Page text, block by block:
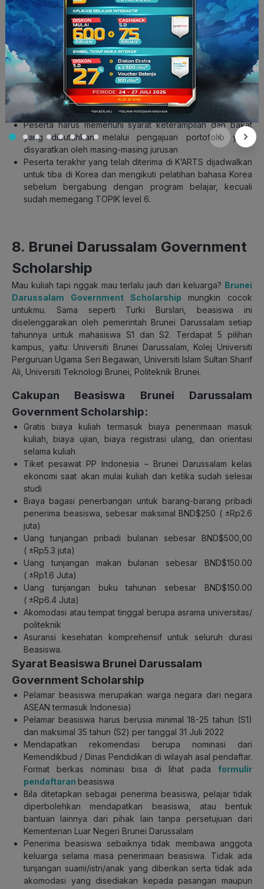
Syarat Beasiswa K-ARTS:
Warga negara yang termasuk ke dalam
low and middle
income countriesdari OECD DAC (Development Assistance
Committee).
Telah menyelesaikan pendidikan pada jenjang
SMA/Sederajat atau program sarjana sebelum masuk ke
K’ARTS
Peserta perlu memenuhi persyaratan keahlian bahasa
Korea yang sudah ditetapkan setiap departemen.
Peserta harus memenuhi syarat keterampilan dan bakat
yang dibutuhkan melalui pengajuan portofolio yang
disyaratkan oleh masing-masing jurusan
Peserta terakhir yang telah diterima di K’ARTS dijadwalkan
untuk tiba di Korea dan mengikuti pelatihan bahasa Korea
sebelum bergabung dengan program belajar, kecuali
sudah memegang TOPIK level 6.
8. Brunei Darussalam Government
Scholarship
Mau kuliah tapi nggak mau terlalu jauh dari keluarga? Brunei
Darussalam Government Scholarship mungkin cocok
untukmu. Sama seperti Turki Burslari, beasiswa ini
diselenggarakan oleh pemerintah Brunei Darussalam setiap
tahunnya untuk mahasiswa S1 dan S2. Terdapat 5 pilihan
kampus, yaitu: Universiti Brunei Darussalam, Kolej Universiti
Perguruan Ugama Seri Begawan, Universiti Islam Sultan Sharif
Ali, Universiti Teknologi Brunei, Politeknik Brunei.
Cakupan Beasiswa Brunei Darussalam
Government Scholarship:
Gratis biaya kuliah termasuk biaya penerimaan masuk
kuliah, biaya ujian, biaya registrasi ulang, dan orientasi
selama kuliah
Tiket pesawat PP Indonesia – Brunei Darussalam kelas
ekonomi saat akan mulai kuliah dan ketika sudah selesai
studi
Biaya bagasi penerbangan untuk barang-barang pribadi
penerima beasiswa, sebesar maksimal BND$250 ( ±Rp2.6
juta)
Uang tunjangan pribadi bulanan sebesar BND$500,00
( ±Rp5.3 juta)
Uang tunjangan makan bulanan sebesar BND$150.00
( ±Rp1.6 Juta)
Uang tunjangan buku tahunan sebesar BND$150.00
( ±Rp6.4 Juta)
Akomodasi atau tempat tinggal berupa asrama universitas/
politeknik
Asuransi kesehatan komprehensif untuk seluruh durasi
Beasiswa.
Syarat Beasiswa Brunei Darussalam
Government Scholarship
Pelamar beasiswa merupakan warga negara dari negara
ASEAN termasuk Indonesia)
Pelamar beasiswa harus berusia minimal 18-25 tahun (S1)
dan maksimal 35 tahun (S2) per tanggal 31 Juli 2022
Mendapatkan rekomendasi berupa nominasi dari
Kemendikbud / Dinas Pendidikan di wilayah asal pendaftar.
Format berkas nominasi bisa di lihat pada formulir
pendaftaran beasiswa
Bila ditetapkan sebagai penerima beasiswa, pelajar tidak
diperbolehkan mendapatkan beasiswa, atau bentuk
bantuan lainnya dari pihak lain tanpa persetujuan dari
Kementerian Luar Negeri Brunei Darussalam
Penerima beasiswa sebaiknya tidak membawa anggota
keluarga selama masa penerimaan beasiswa. Tidak ada
tunjangan suami/istri/anak yang diberikan serta tidak ada
akomodasi yang disediakan kepada pasangan maupun